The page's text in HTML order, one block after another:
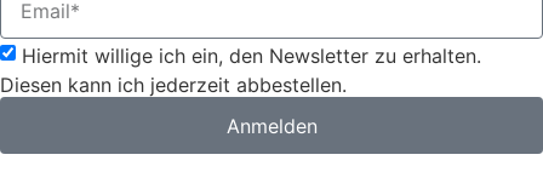
Hiermit willige ich ein, den Newsletter zu erhalten.
Diesen kann ich jederzeit abbestellen.
Anmelden